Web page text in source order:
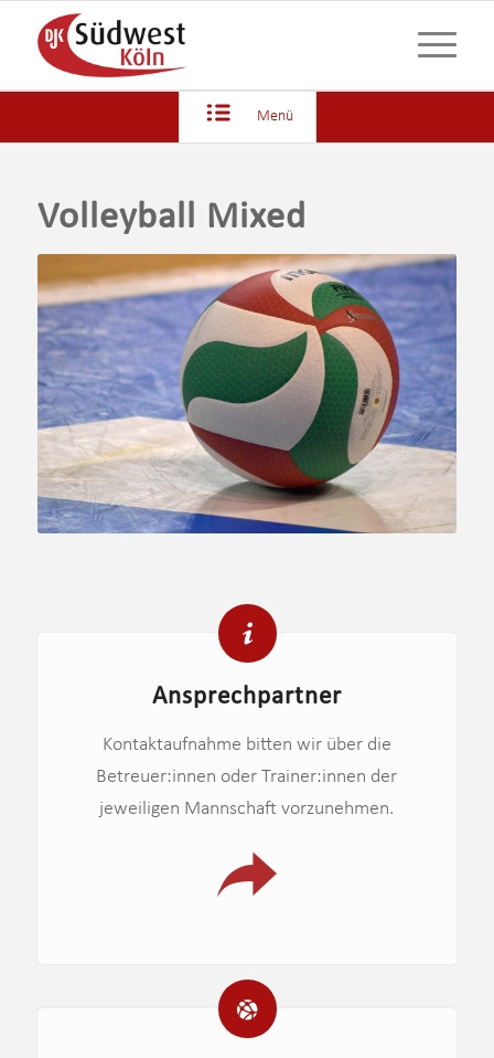
Menü
Volleyball Mixed
Ansprechpartner
Kontaktaufnahme bitten wir über die
Betreuer:innen oder Trainer:innen der
jeweiligen Mannschaft vorzunehmen.